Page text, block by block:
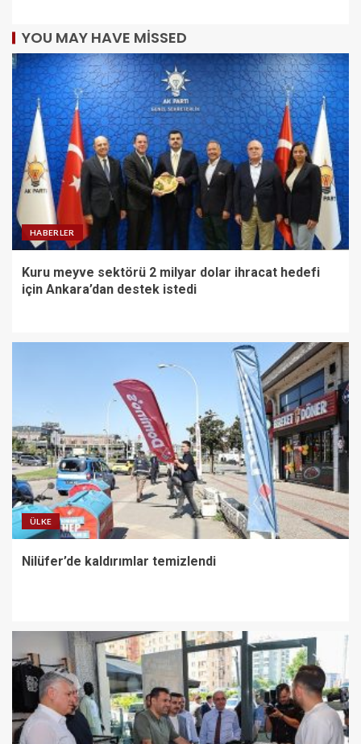
YOU MAY HAVE MISSED
HABERLER
Kuru meyve sektörü 2 milyar dolar ihracat hedefi
için Ankara’dan destek istedi
ÜLKE
Nilüfer’de kaldırımlar temizlendi